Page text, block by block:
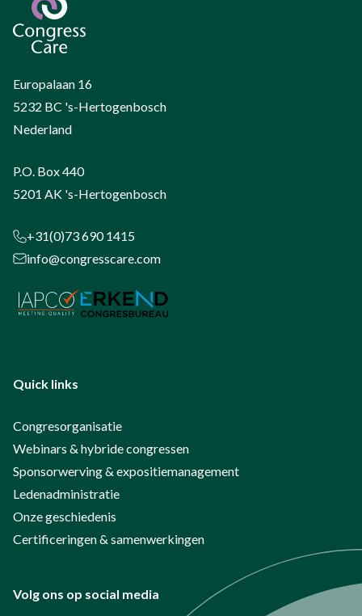
Europalaan 16
5232 BC 's-Hertogenbosch
Nederland
P.O. Box 440
5201 AK 's-Hertogenbosch
+31(0)73 690 1415
info@congresscare.com
Quick links
Congresorganisatie
Webinars & hybride congressen
Sponsorwerving & expositiemanagement
Ledenadministratie
Onze geschiedenis
Certificeringen & samenwerkingen
Volg ons op social media